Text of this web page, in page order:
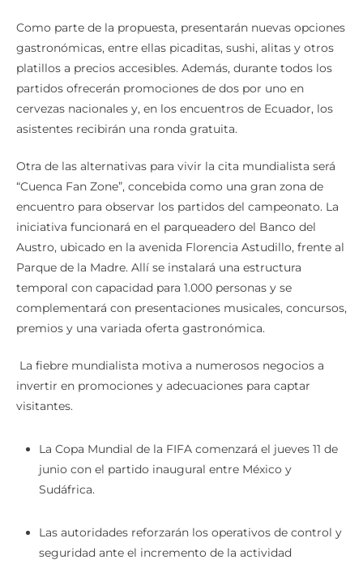
Como parte de la propuesta, presentarán nuevas opciones
gastronómicas, entre ellas picaditas, sushi, alitas y otros
platillos a precios accesibles. Además, durante todos los
partidos ofrecerán promociones de dos por uno en
cervezas nacionales y, en los encuentros de Ecuador, los
asistentes recibirán una ronda gratuita.
Otra de las alternativas para vivir la cita mundialista será
“Cuenca Fan Zone”, concebida como una gran zona de
encuentro para observar los partidos del campeonato. La
iniciativa funcionará en el parqueadero del Banco del
Austro, ubicado en la avenida Florencia Astudillo, frente al
Parque de la Madre. Allí se instalará una estructura
temporal con capacidad para 1.000 personas y se
complementará con presentaciones musicales, concursos,
premios y una variada oferta gastronómica.
La fiebre mundialista motiva a numerosos negocios a
invertir en promociones y adecuaciones para captar
visitantes.
La Copa Mundial de la FIFA comenzará el jueves 11 de
junio con el partido inaugural entre México y
Sudáfrica.
Las autoridades reforzarán los operativos de control y
seguridad ante el incremento de la actividad